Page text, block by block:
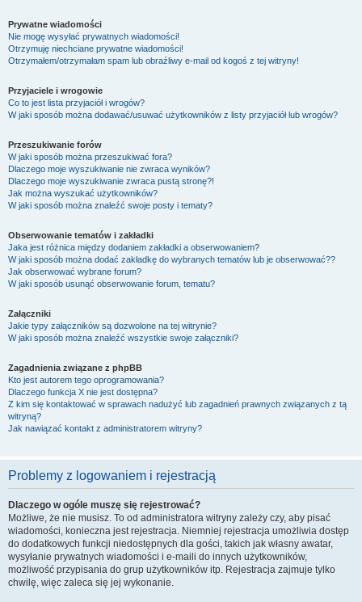
Prywatne wiadomości
Nie mogę wysyłać prywatnych wiadomości!
Otrzymuję niechciane prywatne wiadomości!
Otrzymałem/otrzymałam spam lub obraźliwy e-mail od kogoś z tej witryny!
Przyjaciele i wrogowie
Co to jest lista przyjaciół i wrogów?
W jaki sposób można dodawać/usuwać użytkowników z listy przyjaciół lub wrogów?
Przeszukiwanie forów
W jaki sposób można przeszukiwać fora?
Dlaczego moje wyszukiwanie nie zwraca wyników?
Dlaczego moje wyszukiwanie zwraca pustą stronę?!
Jak można wyszukać użytkowników?
W jaki sposób można znaleźć swoje posty i tematy?
Obserwowanie tematów i zakładki
Jaka jest różnica między dodaniem zakładki a obserwowaniem?
W jaki sposób można dodać zakładkę do wybranych tematów lub je obserwować??
Jak obserwować wybrane forum?
W jaki sposób usunąć obserwowanie forum, tematu?
Załączniki
Jakie typy załączników są dozwolone na tej witrynie?
W jaki sposób można znaleźć wszystkie swoje załączniki?
Zagadnienia związane z phpBB
Kto jest autorem tego oprogramowania?
Dlaczego funkcja X nie jest dostępna?
Z kim się kontaktować w sprawach nadużyć lub zagadnień prawnych związanych z tą
witryną?
Jak nawiązać kontakt z administratorem witryny?
Problemy z logowaniem i rejestracją
Dlaczego w ogóle muszę się rejestrować?
Możliwe, że nie musisz. To od administratora witryny zależy czy, aby pisać
wiadomości, konieczna jest rejestracja. Niemniej rejestracja umożliwia dostęp
do dodatkowych funkcji niedostępnych dla gości, takich jak własny awatar,
wysyłanie prywatnych wiadomości i e-maili do innych użytkowników,
możliwość przypisania do grup użytkowników itp. Rejestracja zajmuje tylko
chwilę, więc zaleca się jej wykonanie.